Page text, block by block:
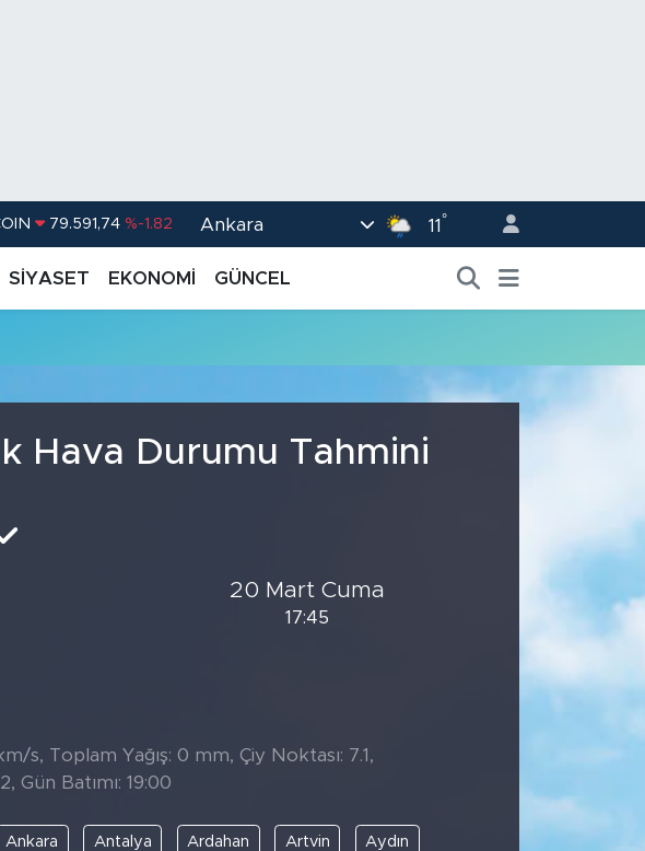
79.591,74 %-1.82 Ankara 11 °
SİYASET EKONOMİ GÜNCEL
Hava Durumu Tahmini
20 Mart Cuma
17:45
s, Toplam Yağış: 0 mm, Çiy Noktası: 7.1,
Gün Batımı: 19:00
Ankara Antalya Ardahan Artvin Aydın